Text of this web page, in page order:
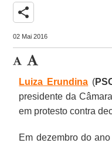
share
02 Mai 2016
Luiza Erundina (
presidente da
em protesto contra
Em dezembro do